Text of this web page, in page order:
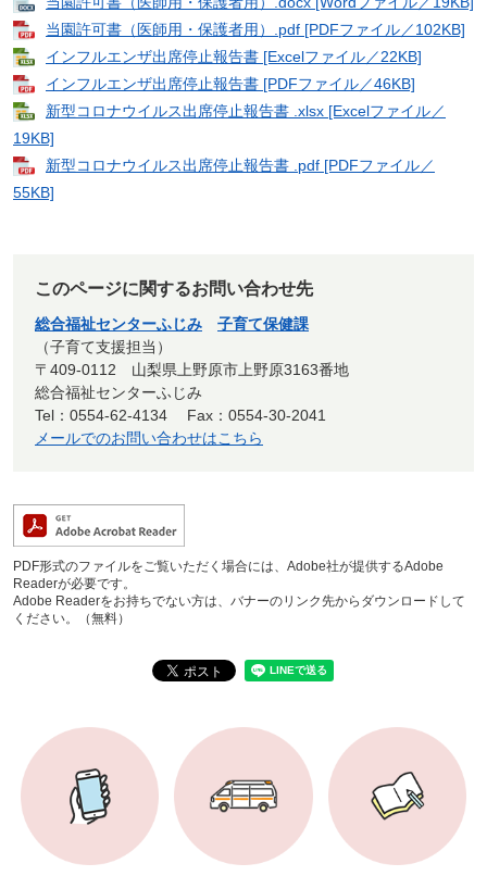
当園許可書（医師用・保護者用）.pdf [PDFファイル／102KB]
インフルエンザ出席停止報告書 [Excelファイル／22KB]
インフルエンザ出席停止報告書 [PDFファイル／46KB]
新型コロナウイルス出席停止報告書 .xlsx [Excelファイル／
19KB]
新型コロナウイルス出席停止報告書 .pdf [PDFファイル／
55KB]
このページに関するお問い合わせ先
総合福祉センターふじみ
子育て保健課
子育て支援担当
〒409-0112 山梨県上野原市上野原3163番地
総合福祉センターふじみ
Tel：0554-62-4134
Fax：0554-30-2041
メールでのお問い合わせはこちら
PDF形式のファイルをご覧いただく場合には、Adobe社が提供するAdobe
Readerが必要です。
Adobe Readerをお持ちでない方は、バナーのリンク先からダウンロードして
ください。（無料）